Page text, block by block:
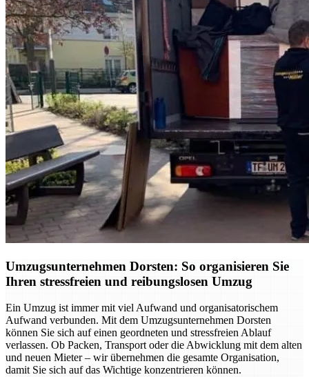
Umzugsunternehmen Dorsten: So organisieren Sie
Ihren stressfreien und reibungslosen Umzug
Ein Umzug ist immer mit viel Aufwand und organisatorischem
Aufwand verbunden. Mit dem Umzugsunternehmen Dorsten
können Sie sich auf einen geordneten und stressfreien Ablauf
verlassen. Ob Packen, Transport oder die Abwicklung mit dem alten
und neuen Mieter – wir übernehmen die gesamte Organisation,
damit Sie sich auf das Wichtige konzentrieren können.